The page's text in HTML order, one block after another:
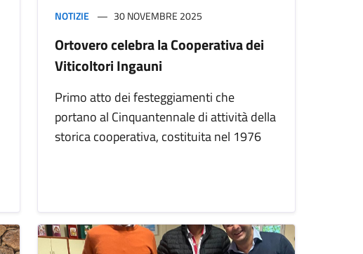
NOTIZIE 30 NOVEMBRE 2025
Ortovero celebra la Cooperativa dei
Viticoltori Ingauni
Primo atto dei festeggiamenti che
portano al Cinquantennale di attività della
storica cooperativa, costituita nel 1976